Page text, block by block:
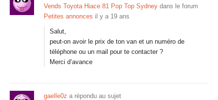
Vends Toyota Hiace 81 Pop Top Sydney dans le forum
Petites annonces il y a 19 ans
Salut,
peut-on avoir le prix de ton van et un numéro de
téléphone ou un mail pour te contacter ?
Merci d’avance
gaelle0z a répondu au sujet